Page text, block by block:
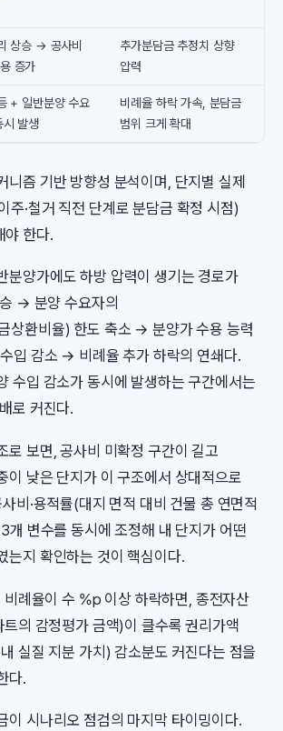
상승 → 공사비
증가
추가분담금 추정치 상향
압력
+ 일반분양 수요
시 발생
비례율 하락 가속, 분담금
범위 크게 확대
니즘 기반 방향성 분석이며, 단지별 실제
주·철거 직전 단계로 분담금 확정 시점)
야 한다.
분양가에도 하방 압력이 생기는 경로가
→ 분양 수요자의
상환비율) 한도 축소 → 분양가 수용 능력
입 감소 → 비례율 추가 하락의 연쇄다.
수입 감소가 동시에 발생하는 구간에서는
로 커진다.
로 보면, 공사비 미확정 구간이 길고
이 낮은 단지가 이 구조에서 상대적으로
비·용적률(대지 면적 대비 건물 총 연면적
개 변수를 동시에 조정해 내 단지가 어떤
는지 확인하는 것이 핵심이다.
례율이 수 %p 이상 하락하면, 종전자산
의 감정평가 금액)이 클수록 권리가액
실질 지분 가치) 감소분도 커진다는 점을
다.
이 시나리오 점검의 마지막 타이밍이다.